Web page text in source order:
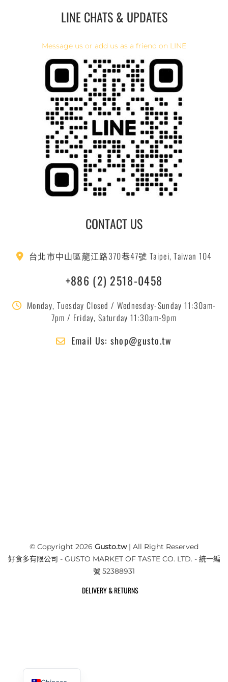
LINE CHATS & UPDATES
Message us or add us as a friend on LINE
CONTACT US
台北市中山區龍江路370巷47號 Taipei, Taiwan 104
+886 (2) 2518-0458
Monday, Tuesday Closed / Wednesday-Sunday 11:30am-
7pm / Friday, Saturday 11:30am-9pm
Email Us: shop@gusto.tw
© Copyright 2026 Gusto.tw| All Right Reserved
好食多有限公司 - GUSTO MARKET OF TASTE CO. LTD. - 統一編
號 52388931
DELIVERY & RETURNS